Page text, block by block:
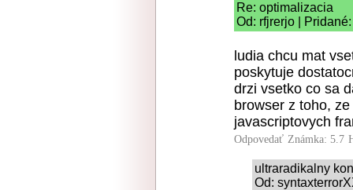
Re: optimalizacia
Od: rfjrerjo |
ludia chcu mat
poskytuje
drzi vsetko co sa
browser z toho,
javascriptovych
Odpovedať Známka: 5.7
ultraradikalny
Od: